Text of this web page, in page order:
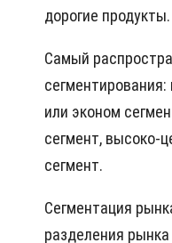
дорогие продукты.
Самый
или эконом
сегмент, высоко-
сегмент.
Сегментация
разделения